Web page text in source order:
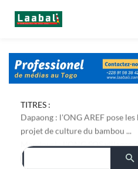
TITRES :
Dapaong : l'ONG AREF pose
projet de culture du bambou ...